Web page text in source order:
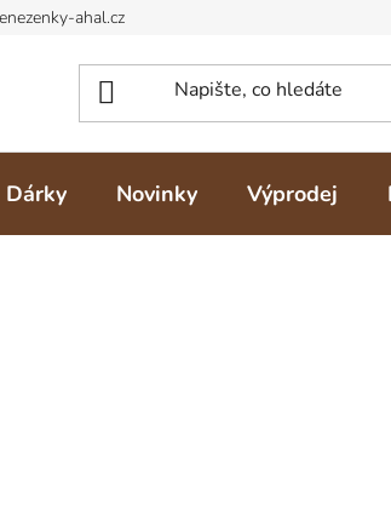
Dárky Novinky Výprodej